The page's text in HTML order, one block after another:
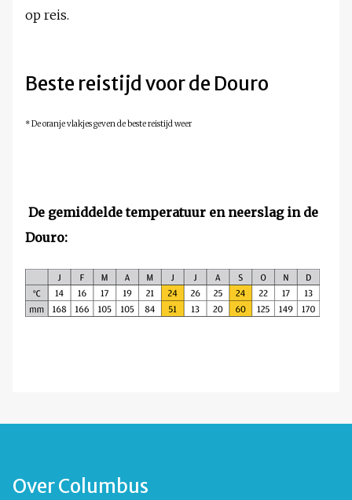
op reis.
Beste reistijd voor de Douro
* De oranje vlakjes geven de beste reistijd weer
De gemiddelde temperatuur en neerslag in de
Douro:
Over Columbus